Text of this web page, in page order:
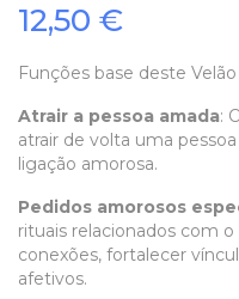
12,50 €
Funções base deste
Atrair a pessoa amada:
atrair de volta uma
ligação amorosa.
Pedidos amorosos
rituais relacionados com
conexões, fortalecer
afetivos.